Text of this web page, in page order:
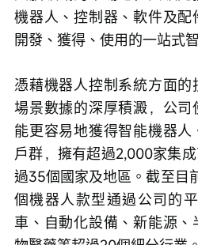
機器人、控制器、軟件及
開發、獲得、使用的一站式
憑藉機器人控制系統方面
場景數據的深厚積澱，公司
能更容易地獲得智能機器
戶群，擁有超過2,000家集
過35個國家及地區。截至目
個機器人款型通過公司的
車、自動化設備、新能源